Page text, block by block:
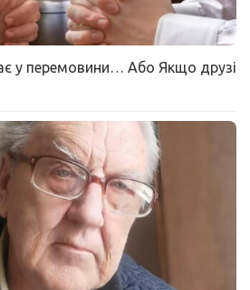
у перемовини… Або Якщо друзі